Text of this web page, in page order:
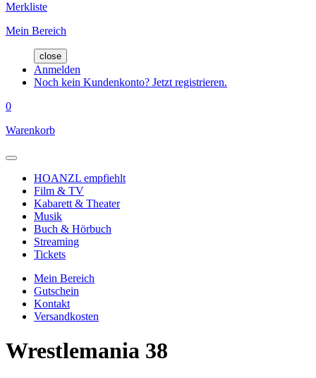
Merkliste
Mein Bereich
close
Anmelden
Noch kein Kundenkonto? Jetzt registrieren.
0
Warenkorb
HOANZL empfiehlt
Film & TV
Kabarett & Theater
Musik
Buch & Hörbuch
Streaming
Tickets
Mein Bereich
Gutschein
Kontakt
Versandkosten
Wrestlemania 38